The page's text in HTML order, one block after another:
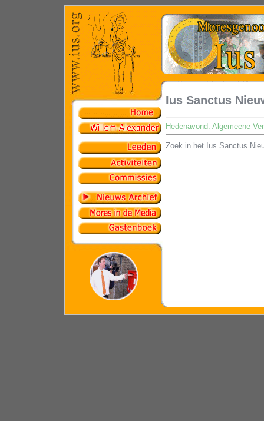
Ius Sanctus
Hedenavond: Algemeene
Zoek in het Ius Sanctus